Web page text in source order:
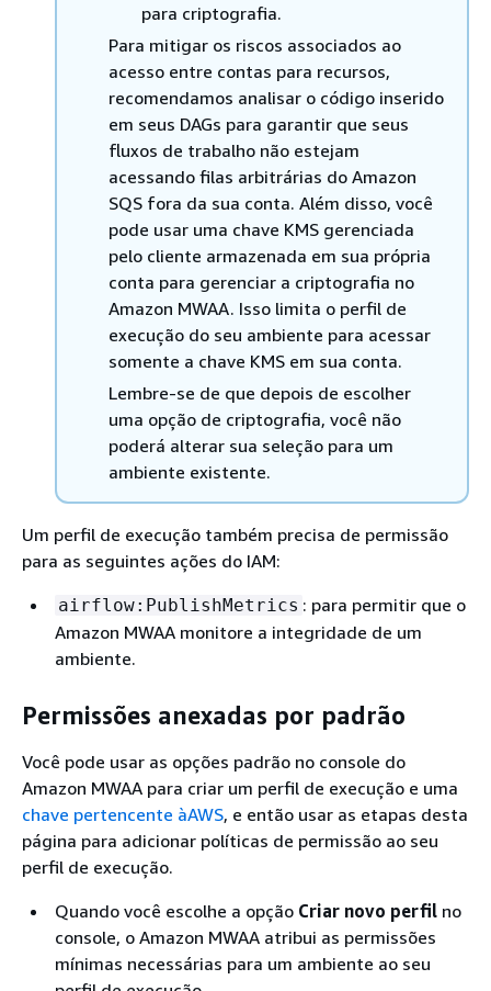
para criptografia.
Para mitigar os riscos associados ao
acesso entre contas para recursos,
recomendamos analisar o código inserido
em seus DAGs para garantir que seus
fluxos de trabalho não estejam
acessando filas arbitrárias do Amazon
SQS fora da sua conta. Além disso, você
pode usar uma chave KMS gerenciada
pelo cliente armazenada em sua própria
conta para gerenciar a criptografia no
Amazon MWAA. Isso limita o perfil de
execução do seu ambiente para acessar
somente a chave KMS em sua conta.
Lembre-se de que depois de escolher
uma opção de criptografia, você não
poderá alterar sua seleção para um
ambiente existente.
Um perfil de execução também precisa de permissão
para as seguintes ações do IAM:
airflow:PublishMetrics : para permitir que o
Amazon MWAA monitore a integridade de um
ambiente.
Permissões anexadas por padrão
Você pode usar as opções padrão no console do
Amazon MWAA para criar um perfil de execução e uma
chave pertencente àAWS, e então usar as etapas desta
página para adicionar políticas de permissão ao seu
perfil de execução.
Quando você escolhe a opção Criar novo perfil no
console, o Amazon MWAA atribui as permissões
mínimas necessárias para um ambiente ao seu